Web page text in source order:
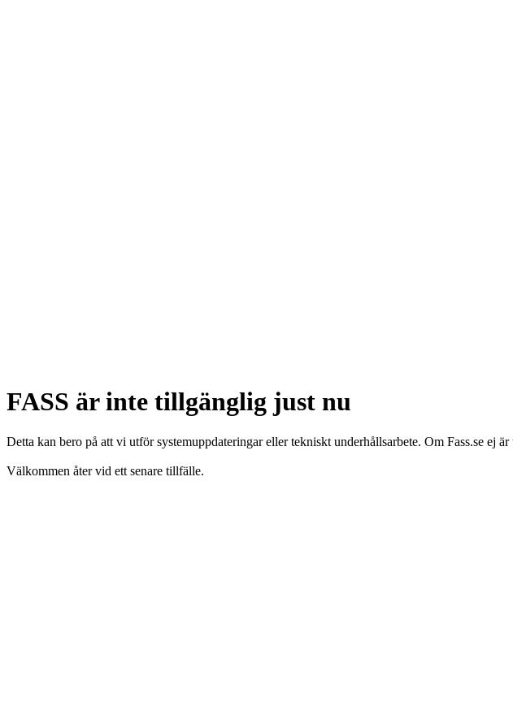
FASS är inte tillgänglig just nu
Detta kan bero på att vi utför systemuppdateringar eller tekniskt underhållsarbete. Om Fass.se ej
Välkommen åter vid ett senare tillfälle.